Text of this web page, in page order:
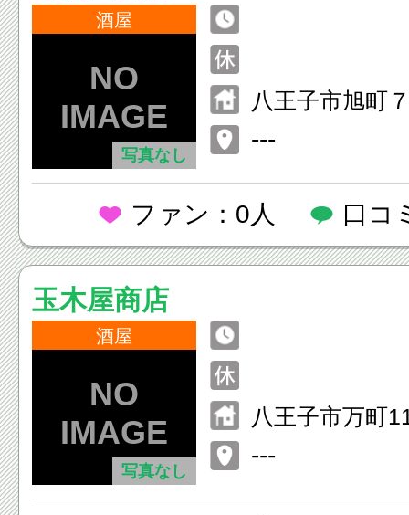
酒屋
写真なし
八王子市旭町
---
ファン：0人 口コ
玉木屋商店
酒屋
写真なし
八王子市万町
---